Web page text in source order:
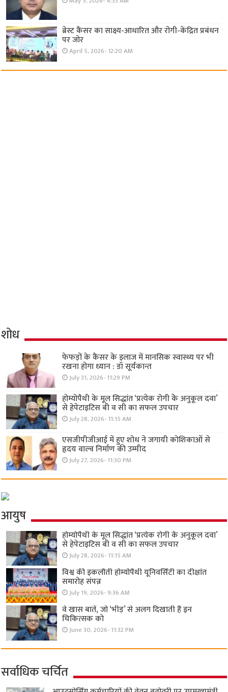
ब्रेस्ट कैंसर का साक्ष्य-आधारित और रोगी-केंद्रित प्रबंधन
पर जोर
April 5, 2026- 12:20 AM
शोध
फेफड़ों के कैंसर के इलाज में मानसिक स्वास्थ्य पर भी
रखना होगा ध्यान : डॉ सूर्यकान्त
July 31, 2026- 11:29 PM
होम्योपैथी के मूल सिद्धांत ‘प्रत्येक रोगी केे अनुकूल दवा’
से हेपेटाइटिस बी व सी का सफल उपचार
July 28, 2026- 11:15 AM
एसजीपीजीआई में हुए शोध ने जगायी कोशिकाओं से
हृदय वाल्व निर्माण की उम्मीद
July 27, 2026- 11:30 PM
आयुष
होम्योपैथी के मूल सिद्धांत ‘प्रत्येक रोगी केे अनुकूल दवा’
से हेपेटाइटिस बी व सी का सफल उपचार
July 28, 2026- 11:15 AM
विश्व की इकलौती होम्योपैथी यूनिवर्सिटी का दीक्षांत
समारोह संपन्न
July 19, 2026- 9:36 AM
वे खास बातें, जो ‘भीड़’ से अलग दिखाती हैं इन
चिकित्सक को
June 30, 2026- 11:32 PM
सर्वाधिक चर्चित